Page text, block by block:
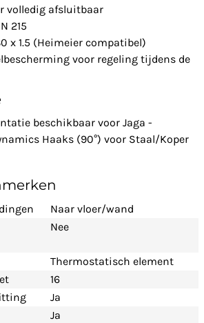
volledig afsluitbaar
215
x 1.5 (Heimeier compatibel)
voor regeling tijdens de
beschikbaar voor Jaga -
Haaks (90°) voor Staal/Koper
Naar vloer/wand
Nee
Thermostatisch element
16
Ja
Ja